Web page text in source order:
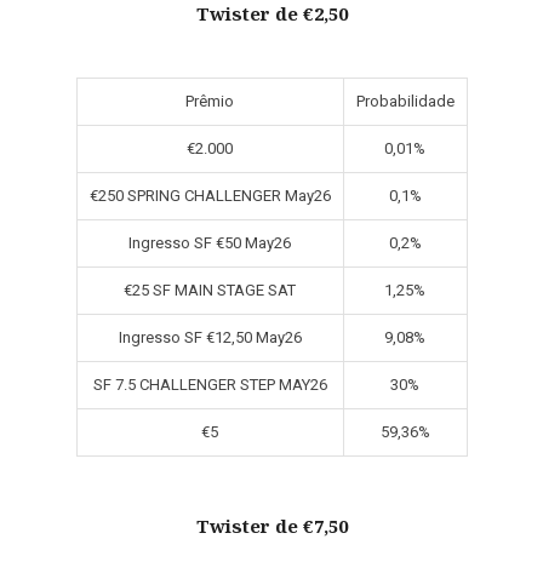
Twister de €2,50
Prêmio Probabilidade
€2.000 0,01%
€250 SPRING CHALLENGER May26 0,1%
Ingresso SF €50 May26 0,2%
€25 SF MAIN STAGE SAT 1,25%
Ingresso SF €12,50 May26 9,08%
SF 7.5 CHALLENGER STEP MAY26 30%
€5 59,36%
Twister de €7,50